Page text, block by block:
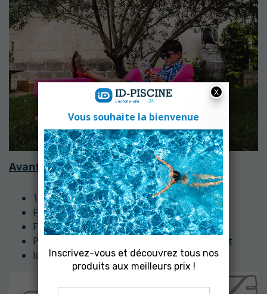
Avantages du fauteuil Baby Boon's :
100% étanche
Fabriqué en France
Flottant
Plusieurs coloris selon votre environnement
Idéal pour les petits espaces